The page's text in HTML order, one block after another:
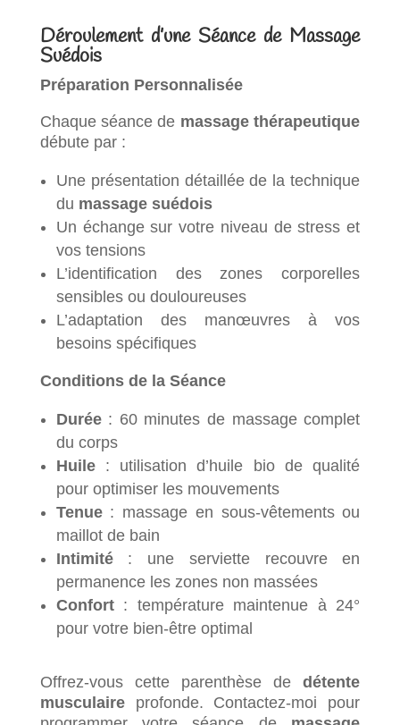
Déroulement d’une Séance de Massage
Suédois
Préparation Personnalisée
Chaque séance de massage thérapeutique
débute par :
Une présentation détaillée de la technique
du massage suédois
Un échange sur votre niveau de stress et
vos tensions
L’identification des zones corporelles
sensibles ou douloureuses
L’adaptation des manœuvres à vos
besoins spécifiques
Conditions de la Séance
Durée: 60 minutes de massage complet
du corps
Huile: utilisation d’huile bio de qualité
pour optimiser les mouvements
Tenue: massage en sous-vêtements ou
maillot de bain
Intimité: une serviette recouvre en
permanence les zones non massées
Confort: température maintenue à 24°
pour votre bien-être optimal
Offrez-vous cette parenthèse dedétente
musculaireprofonde. Contactez-moi pour